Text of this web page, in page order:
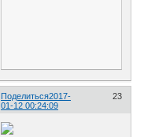
Поделиться 23
2017-
01-12 00:24:09